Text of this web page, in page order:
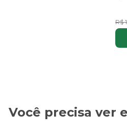
R$
Você precisa ver